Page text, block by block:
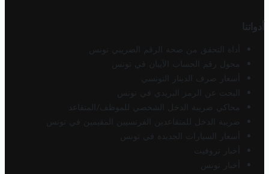
أدواتنا
أداة التحقق من صحة الرقم الضريبي تونس
محول رقم الحساب الآيبان في تونس
أسعار صرف الدينار التونسي
البحث عن الرمز البريدي في تونس
محاكي ضريبة الدخل الشخصي للموظف/المتقاعد
ضريبة الدخل للمتقاعدين الفرنسيين المقيمين في تونس
أسعار السيارات الجديدة في تونس
أخبار تروفيت
أخبار تونس